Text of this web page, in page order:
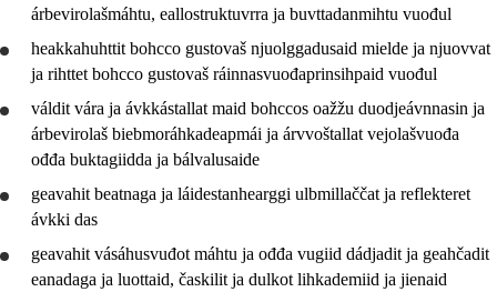
árbevirolašmáhtu, eallostruktuvrra ja buvttadanmihtu vuođul
heakkahuhttit bohcco gustovaš njuolggadusaid mielde ja njuovvat
ja rihttet bohcco gustovaš ráinnasvuođaprinsihpaid vuođul
váldit vára ja ávkkástallat maid bohccos oažžu duodjeávnnasin ja
árbevirolaš biebmoráhkadeapmái ja árvvoštallat vejolašvuođa
ođđa buktagiidda ja bálvalusaide
geavahit beatnaga ja láidestanhearggi ulbmillaččat ja reflekteret
ávkki das
geavahit vásáhusvuđot máhtu ja ođđa vugiid dádjadit ja geahčadit
eanadaga ja luottaid, časkilit ja dulkot lihkademiid ja jienaid